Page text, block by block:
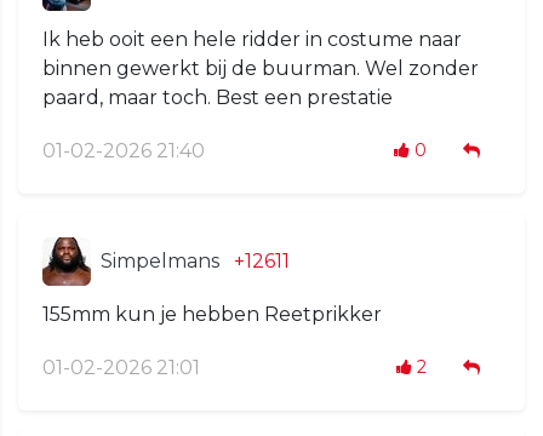
Ik heb ooit een hele ridder in costume naar
binnen gewerkt bij de buurman. Wel zonder
paard, maar toch. Best een prestatie
01-02-2026 21:40 0
Simpelmans +12611
155mm kun je hebben Reetprikker
01-02-2026 21:01 2